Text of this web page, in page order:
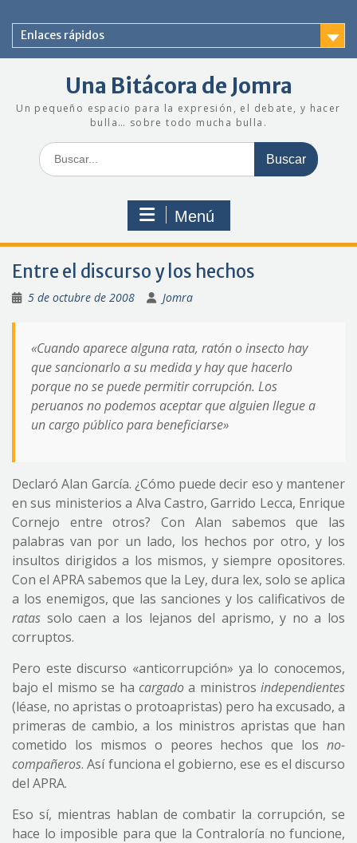
contenido
Enlaces rápidos
Una Bitácora de Jomra
Un pequeño espacio para la expresión, el debate, y hacer
bulla… sobre todo mucha bulla.
Buscar:
Menú
Entre el discurso y los hechos
5 de octubre de 2008 Jomra
«Cuando aparece alguna rata, ratón o insecto hay
que sancionarlo a su medida y hay que hacerlo
porque no se puede permitir corrupción. Los
peruanos no podemos aceptar que alguien llegue a
un cargo público para beneficiarse»
Declaró Alan García. ¿Cómo puede decir eso y mantener
en sus ministerios a Alva Castro, Garrido Lecca, Enrique
Cornejo entre otros? Con Alan sabemos que las
palabras van por un lado, los hechos por otro, y los
insultos dirigidos a los mismos, y siempre opositores.
Con el APRA sabemos que la Ley, dura lex, solo se aplica
a los enemigos, que las sanciones y los calificativos de
ratas solo caen a los lejanos del aprismo, y no a los
corruptos.
Pero este discurso «anticorrupción» ya lo conocemos,
bajo el mismo se ha cargadoa ministros independientes
(léase, no apristas o protoapristas) pero ha excusado, a
primeras de cambio, a los ministros apristas que han
cometido los mismos o peores hechos que los no-
compañeros. Así funciona el gobierno, ese es el discurso
del APRA.
Eso sí, mientras hablan de combatir la corrupción, se
hace lo imposible para que la Contraloría no funcione,